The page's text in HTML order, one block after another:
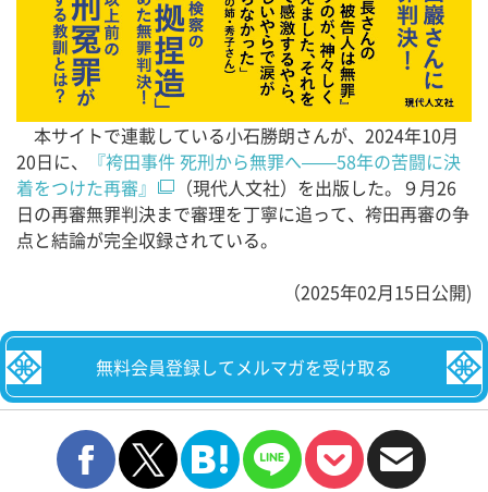
本サイトで連載している小石勝朗さんが、2024年10月
20日に、
『袴田事件 死刑から無罪へ——58年の苦闘に決
着をつけた再審』
（現代人文社）を出版した。９月26
日の再審無罪判決まで審理を丁寧に追って、袴田再審の争
点と結論が完全収録されている。
（2025年02月15日公開)
無料会員登録してメルマガを受け取る